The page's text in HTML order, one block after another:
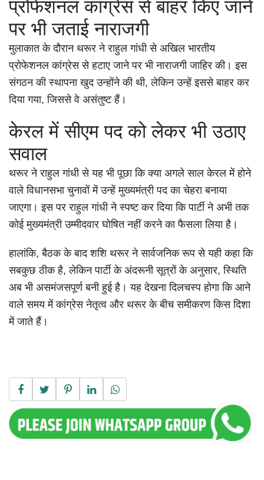
प्रोफेशनल कांग्रेस से बाहर किए जाने
पर भी जताई नाराजगी
मुलाकात के दौरान थरूर ने राहुल गांधी से अखिल भारतीय
प्रोफेशनल कांग्रेस से हटाए जाने पर भी नाराजगी जाहिर की। इस
संगठन की स्थापना खुद उन्होंने की थी, लेकिन उन्हें इससे बाहर कर
दिया गया, जिससे वे असंतुष्ट हैं।
केरल में सीएम पद को लेकर भी उठाए
सवाल
थरूर ने राहुल गांधी से यह भी पूछा कि क्या अगले साल केरल में होने
वाले विधानसभा चुनावों में उन्हें मुख्यमंत्री पद का चेहरा बनाया
जाएगा। इस पर राहुल गांधी ने स्पष्ट कर दिया कि पार्टी ने अभी तक
कोई मुख्यमंत्री उम्मीदवार घोषित नहीं करने का फैसला लिया है।
हालांकि, बैठक के बाद शशि थरूर ने सार्वजनिक रूप से यही कहा कि
सबकुछ ठीक है, लेकिन पार्टी के अंदरूनी सूत्रों के अनुसार, स्थिति
अब भी असमंजसपूर्ण बनी हुई है। यह देखना दिलचस्प होगा कि आने
वाले समय में कांग्रेस नेतृत्व और थरूर के बीच समीकरण किस दिशा
में जाते हैं।